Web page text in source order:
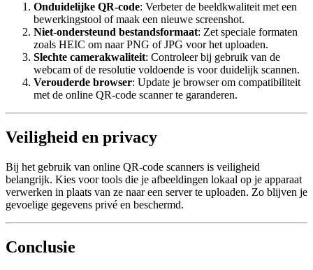
Onduidelijke QR-code: Verbeter de beeldkwaliteit met een
bewerkingstool of maak een nieuwe screenshot.
Niet-ondersteund bestandsformaat: Zet speciale formaten
zoals HEIC om naar PNG of JPG voor het uploaden.
Slechte camerakwaliteit: Controleer bij gebruik van de
webcam of de resolutie voldoende is voor duidelijk scannen.
Verouderde browser: Update je browser om compatibiliteit
met de online QR-code scanner te garanderen.
Veiligheid en privacy
Bij het gebruik van online QR-code scanners is veiligheid
belangrijk. Kies voor tools die je afbeeldingen lokaal op je apparaat
verwerken in plaats van ze naar een server te uploaden. Zo blijven je
gevoelige gegevens privé en beschermd.
Conclusie